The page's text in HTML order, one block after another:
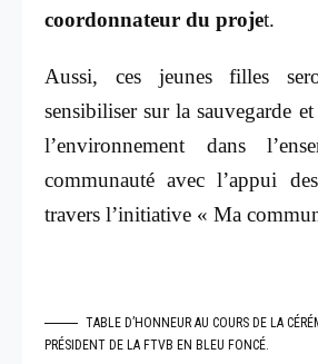
coordonnateur du projet.
Aussi, ces jeunes filles
sensibiliser sur la sauvegarde
l’environnement dans
communauté avec l’appui
travers l’initiative « Ma
TABLE D’HONNEUR AU COURS DE LA
PRÉSIDENT DE LA FTVB EN BLEU FONCÉ.